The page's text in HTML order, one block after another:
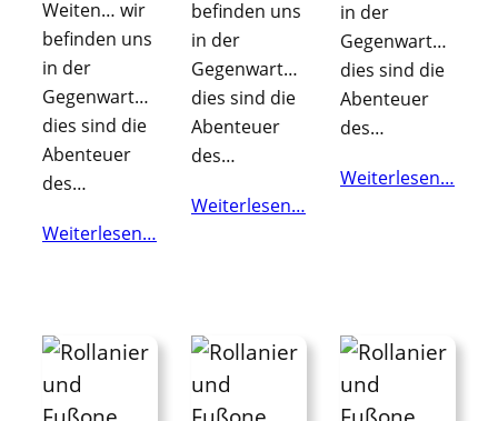
Weiten… wir
befinden uns
in der
Gegenwart…
dies sind die
Abenteuer
des…
Weiterlesen…
befinden uns
in der
Gegenwart…
dies sind die
Abenteuer
des…
Weiterlesen…
in der
Gegenwart…
dies sind die
Abenteuer
des…
Weiterlesen…